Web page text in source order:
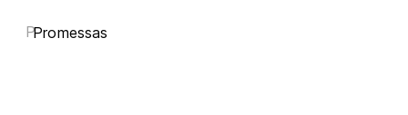
PPromessas